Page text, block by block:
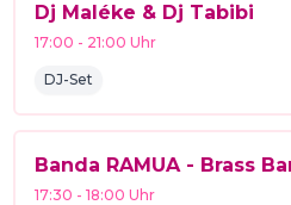
Dj Maléke & Dj Tabibi
17:00 - 21:00 Uhr
DJ-Set
Banda RAMUA - Brass
17:30 -18:00 Uhr